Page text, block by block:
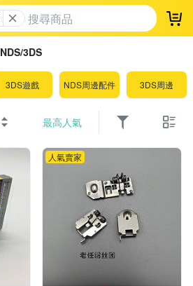
登
NDS/3DS
3DS遊戲 NDS周邊配件 3DS周邊
最高人氣
人氣賣家